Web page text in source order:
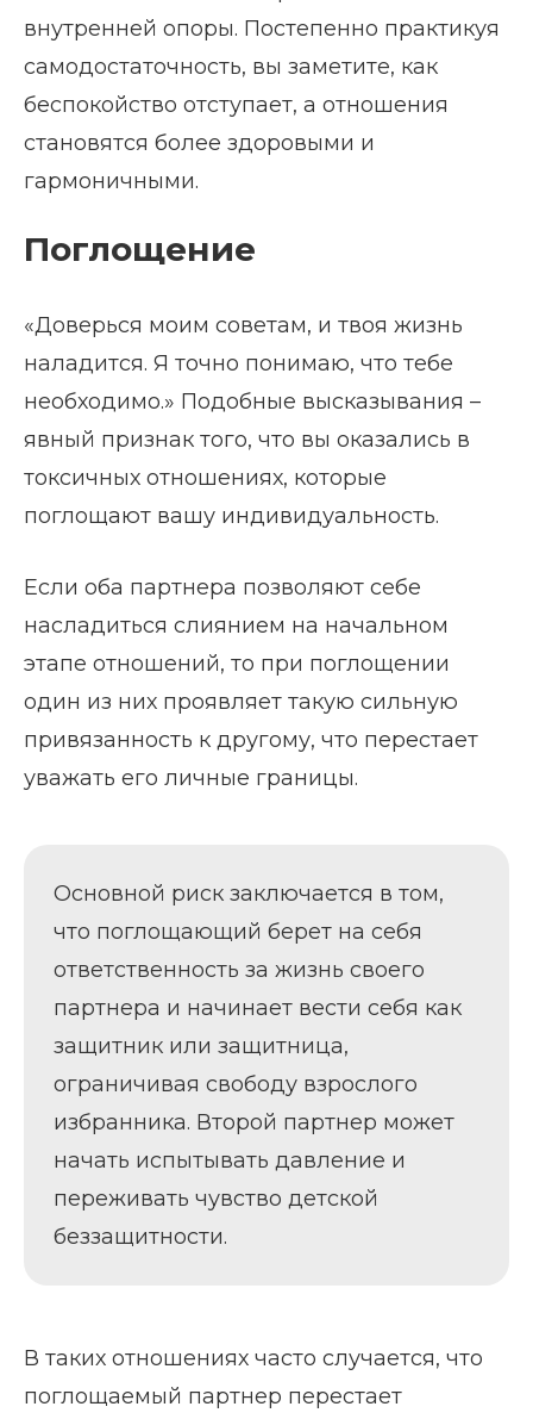
внутренней опоры. Постепенно практикуя
самодостаточность, вы заметите, как
беспокойство отступает, а отношения
становятся более здоровыми и
гармоничными.
Поглощение
«Доверься моим советам, и твоя жизнь
наладится. Я точно понимаю, что тебе
необходимо.» Подобные высказывания –
явный признак того, что вы оказались в
токсичных отношениях, которые
поглощают вашу индивидуальность.
Если оба партнера позволяют себе
насладиться слиянием на начальном
этапе отношений, то при поглощении
один из них проявляет такую сильную
привязанность к другому, что перестает
уважать его личные границы.
Основной риск заключается в том,
что поглощающий берет на себя
ответственность за жизнь своего
партнера и начинает вести себя как
защитник или защитница,
ограничивая свободу взрослого
избранника. Второй партнер может
начать испытывать давление и
переживать чувство детской
беззащитности.
В таких отношениях часто случается, что
поглощаемый партнер перестает